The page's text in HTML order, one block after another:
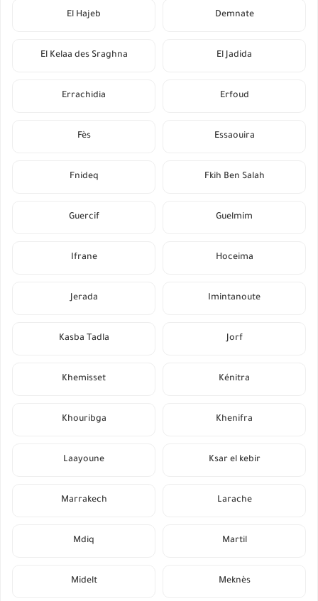
Demnate
El Hajeb
El Jadida
El Kelaa des Sraghna
Erfoud
Errachidia
Essaouira
Fès
Fkih Ben Salah
Fnideq
Guelmim
Guercif
Hoceima
Ifrane
Imintanoute
Jerada
Jorf
Kasba Tadla
Kénitra
Khemisset
Khenifra
Khouribga
Ksar el kebir
Laayoune
Larache
Marrakech
Martil
Mdiq
Meknès
Midelt